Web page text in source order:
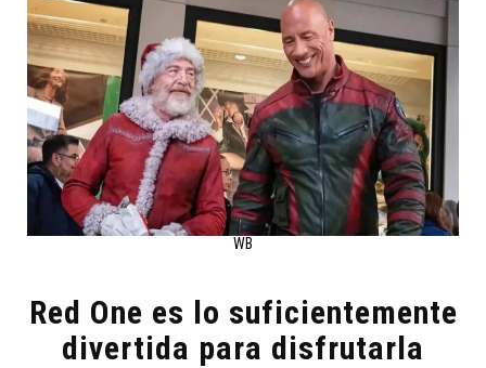
WB
Red One es lo suficientemente
divertida para disfrutarla